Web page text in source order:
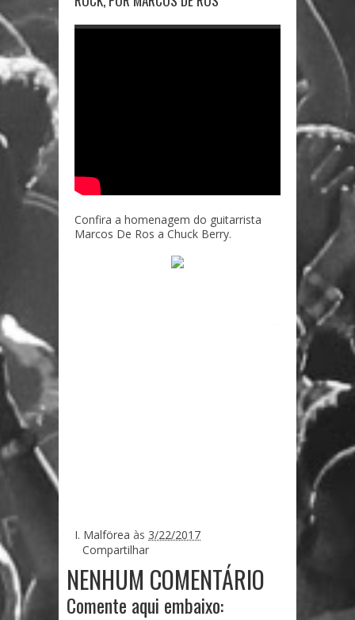
Confira a homenagem do guitarrista
Marcos De Ros a Chuck Berry.
I. Malförea às 3/22/2017
Compartilhar
NENHUM COMENTÁRIO
Comente aqui embaixo: